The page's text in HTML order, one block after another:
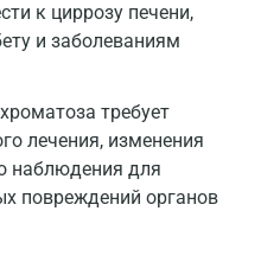
к циррозу печени,
и заболеваниям
требует
лечения, изменения
наблюдения для
повреждений органов